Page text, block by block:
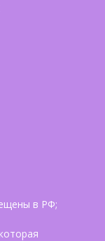
в РФ;